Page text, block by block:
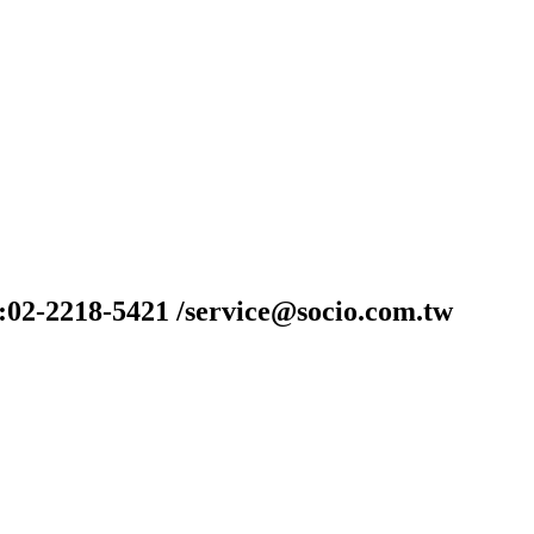
2218-5421 /service@socio.com.tw